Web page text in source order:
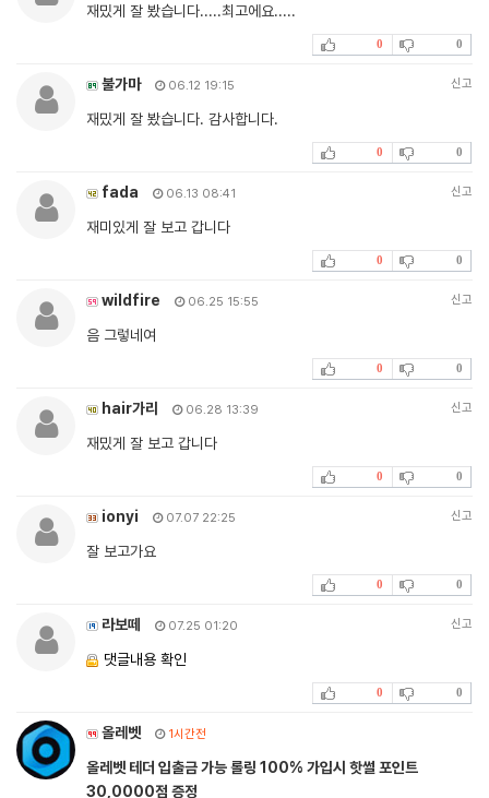
재밌게 잘 봤습니다.....최고에요.....
0 0
불가마 06.12 19:15 신고
재밌게 잘 봤습니다. 감사합니다.
0 0
fada 06.13 08:41 신고
재미있게 잘 보고 갑니다
0 0
wildfire 06.25 15:55 신고
음 그렇네여
0 0
hair가리 06.28 13:39 신고
재밌게 잘 보고 갑니다
0 0
ionyi 07.07 22:25 신고
잘 보고가요
0 0
라보떼 07.25 01:20 신고
댓글내용 확인
0 0
올레벳 1시간전
올레벳 테더 입출금 가능 롤링 100% 가입시 핫썰 포인트
30,0000점 증정